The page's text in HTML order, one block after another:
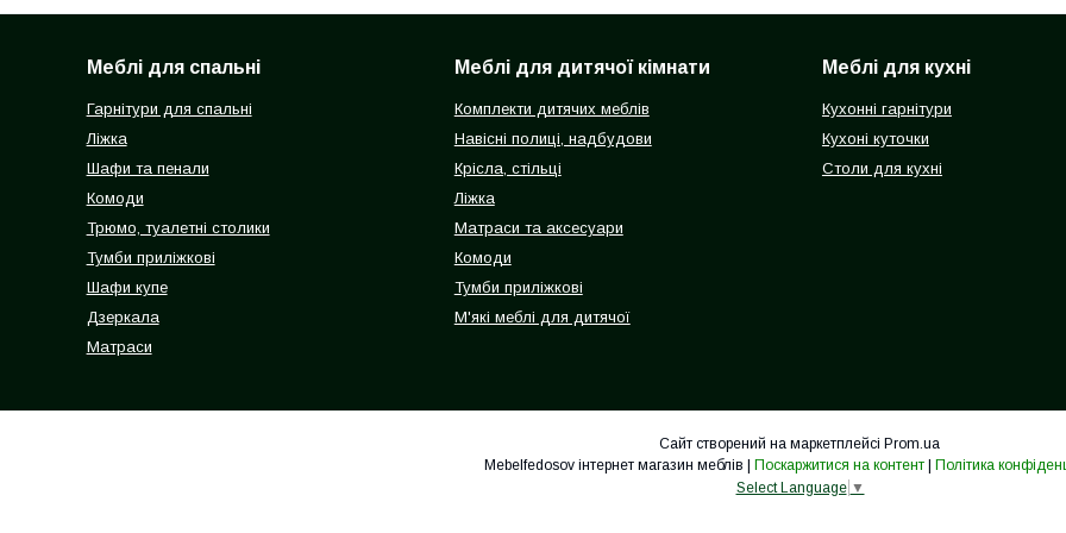
Меблі для спальні
Гарнітури для спальні
Ліжка
Шафи та пенали
Комоди
Трюмо, туалетні столики
Тумби приліжкові
Шафи купе
Дзеркала
Матраси
Меблі для дитячої кімнати
Комплекти дитячих меблів
Навісні полиці, надбудови
Крісла, стільці
Ліжка
Матраси та аксесуари
Комоди
Тумби приліжкові
М'які меблі для дитячої
Меблі для кухні
Кухонні гарнітури
Кухоні куточки
Столи для кухні
Сайт створений на маркетплейсі Prom.ua
Поскаржитися на контент
Політика
Select Language ▼